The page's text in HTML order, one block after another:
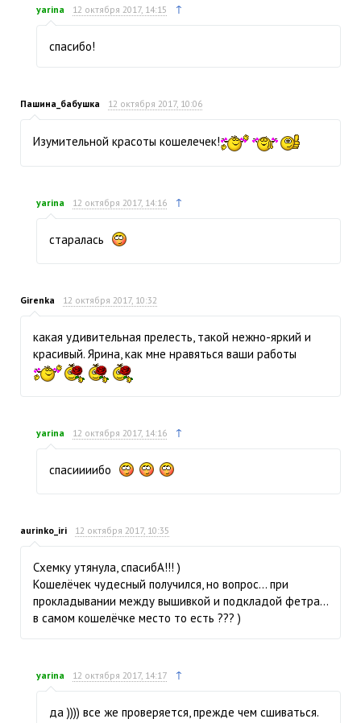
yarina 12 октября 2017, 14:15 ↑
спасибо!
Пашина_бабушка 12 октября 2017, 10:06
Изумительной красоты кошелечек!
yarina 12 октября 2017, 14:16 ↑
старалась
Girenka 12 октября 2017, 10:32
какая удивительная прелесть, такой нежно-яркий и
красивый. Ярина, как мне нравяться ваши работы
yarina 12 октября 2017, 14:16 ↑
спасиииибо
aurinko_iri 12 октября 2017, 10:35
Схемку утянула, спасибА!!! )
Кошелёчек чудесный получился, но вопрос… при
прокладывании между вышивкой и подкладой фетра…
в самом кошелёчке место то есть ??? )
yarina 12 октября 2017, 14:17 ↑
да )))) все же проверяется, прежде чем сшиваться.